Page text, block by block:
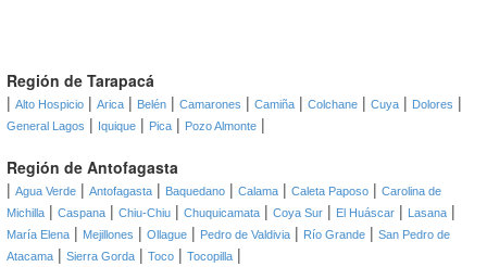
Región de Tarapacá
| Alto Hospicio | Arica | Belén | Camarones | Camiña | Colchane | Cuya | Dolores |
General Lagos | Iquique | Pica | Pozo Almonte |
Región de Antofagasta
| Agua Verde | Antofagasta | Baquedano | Calama | Caleta Paposo | Carolina de
Michilla | Caspana | Chiu-Chiu | Chuquicamata | Coya Sur | El Huáscar | Lasana |
María Elena | Mejillones | Ollague | Pedro de Valdivia | Río Grande | San Pedro de
Atacama | Sierra Gorda | Toco | Tocopilla |